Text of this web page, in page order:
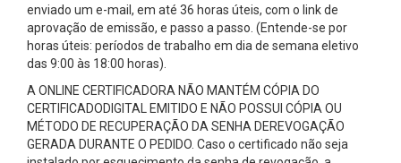
enviado um e-mail, em até 36 horas úteis, com o link de
aprovação de emissão, e passo a passo. (Entende-se por
horas úteis: períodos de trabalho em dia de semana eletivo
das 9:00 às 18:00 horas).
A ONLINE CERTIFICADORA NÃO MANTÉM CÓPIA DO
CERTIFICADODIGITAL EMITIDO E NÃO POSSUI CÓPIA OU
MÉTODO DE RECUPERAÇÃO DA SENHA DEREVOGAÇÃO
GERADA DURANTE O PEDIDO. Caso o certificado não seja